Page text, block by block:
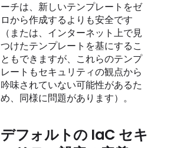
ーチは、新しいテンプレートをゼ
ロから作成するよりも安全です
（または、インターネット上で見
つけたテンプレートを基にするこ
ともできますが、これらのテンプ
レートもセキュリティの観点から
吟味されていない可能性があるた
め、同様に問題があります）。
デフォルトの IaC セキ